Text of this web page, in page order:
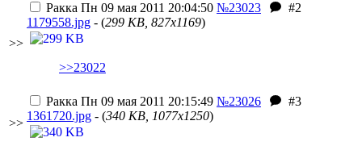
>>
Ракка Пн 09 мая 2011 20:04:50 №23023
#2
1179558.jpg - (299 KB, 827x1169)
>>23022
>>
Ракка Пн 09 мая 2011 20:15:49 №23026
#3
1361720.jpg - (340 KB, 1077x1250)